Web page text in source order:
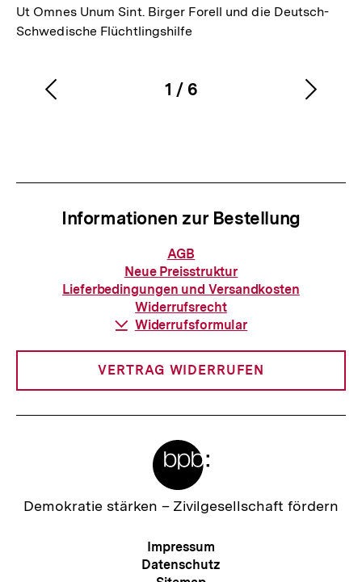
Ut Omnes Unum Sint. Birger Forell und die Deutsch-
Schwedische Flüchtlingshilfe
Karussellinhalt
1
von
/ 6
Vorherigen
Informationen zur Bestellung
Informationen
zur
Bestellung
AGB
Neue Preisstruktur
Lieferbedingungen und Versandkosten
Widerrufsrecht
Download-
Widerrufsformular
VERTRAG WIDERRUFEN
Zur
Demokratie stärken – Zivilgesellschaft fördern
Meta-
Navigation
Impressum
Datenschutz